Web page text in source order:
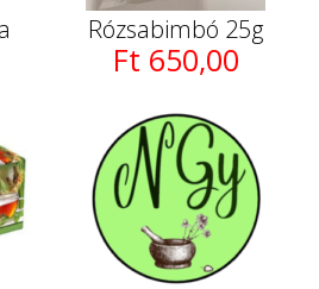
Rózsabimbó 25g
Ft 650,00